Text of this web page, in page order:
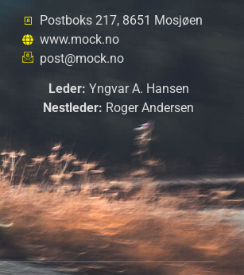
Postboks 217, 8651 Mosjøen
www.mock.no
post@mock.no
Leder: Yngvar A. Hansen
Nestleder: Roger Andersen